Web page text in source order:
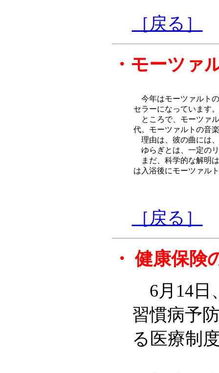
［戻る］
・モーツァ
今年はモーツァルト
セラーになっています。
ところで、モーツァ
代。モーツァルトの音
理由は、彼の曲には
ゆらぎとは、一定の
まだ、科学的な解明
は入浴後にモーツァル
［戻る］
・ 健康保険
6月14日
習慣病予
る医療制